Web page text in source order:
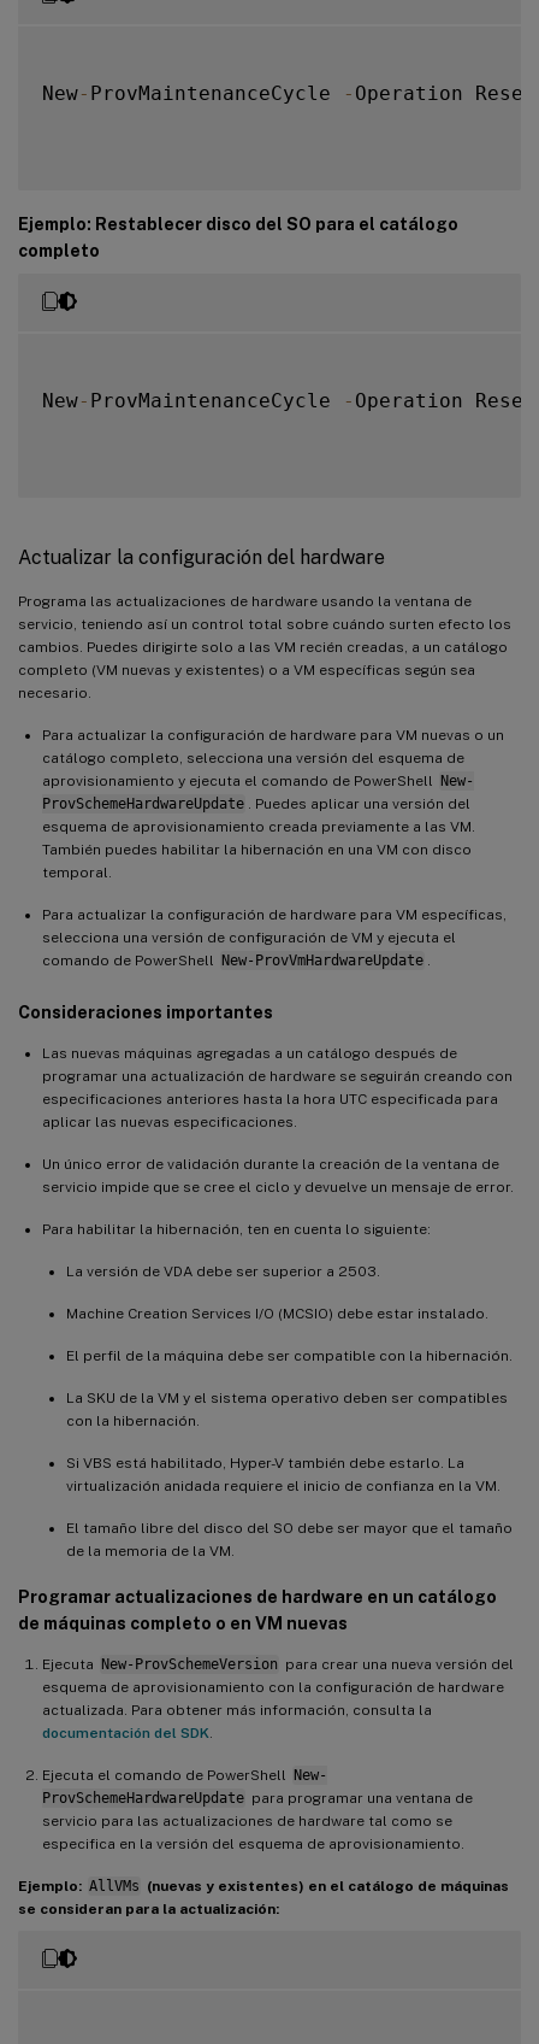
New- ProvMaintenanceCycle - Operation
Ejemplo: Restablecer disco del SO para el catálogo
completo
New- ProvMaintenanceCycle - Operation
Actualizar la configuración del hardware
Programa las actualizaciones de hardware usando la ventana de
servicio, teniendo así un control total sobre cuándo surten efecto los
cambios. Puedes dirigirte solo a las VM recién creadas, a un catálogo
completo (VM nuevas y existentes) o a VM específicas según sea
necesario.
Para actualizar la configuración de hardware para VM nuevas o un
catálogo completo, selecciona una versión del esquema de
aprovisionamiento y ejecuta el comando de PowerShell
New-
ProvSchemeHardwareUpdate
. Puedes aplicar una versión del
esquema de aprovisionamiento creada previamente a las VM.
También puedes habilitar la hibernación en una VM con disco
temporal.
Para actualizar la configuración de hardware para VM específicas,
selecciona una versión de configuración de VM y ejecuta el
comando de PowerShell
New-ProvVmHardwareUpdate
Consideraciones importantes
Las nuevas máquinas agregadas a un catálogo después de
programar una actualización de hardware se seguirán creando con
especificaciones anteriores hasta la hora UTC especificada para
aplicar las nuevas especificaciones.
Un único error de validación durante la creación de la ventana de
servicio impide que se cree el ciclo y devuelve un mensaje de error.
Para habilitar la hibernación, ten en cuenta lo siguiente:
La versión de VDA debe ser superior a 2503.
Machine Creation Services I/O (MCSIO) debe estar instalado.
El perfil de la máquina debe ser compatible con la hibernación.
La SKU de la VM y el sistema operativo deben ser compatibles
con la hibernación.
Si VBS está habilitado, Hyper-V también debe estarlo. La
virtualización anidada requiere el inicio de confianza en la VM.
El tamaño libre del disco del SO debe ser mayor que el tamaño
de la memoria de la VM.
Programar actualizaciones de hardware en un catálogo
de máquinas completo o en VM nuevas
Ejecuta New-ProvSchemeVersion para crear una nueva versión del
esquema de aprovisionamiento con la configuración de hardware
actualizada. Para obtener más información, consulta la
documentación del SDK
Ejecuta el comando de PowerShell
New-
ProvSchemeHardwareUpdate para programar una ventana de
servicio para las actualizaciones de hardware tal como se
especifica en la versión del esquema de aprovisionamiento.
Ejemplo: AllVMs (nuevas y existentes) en el catálogo de máquinas
se consideran para la actualización: